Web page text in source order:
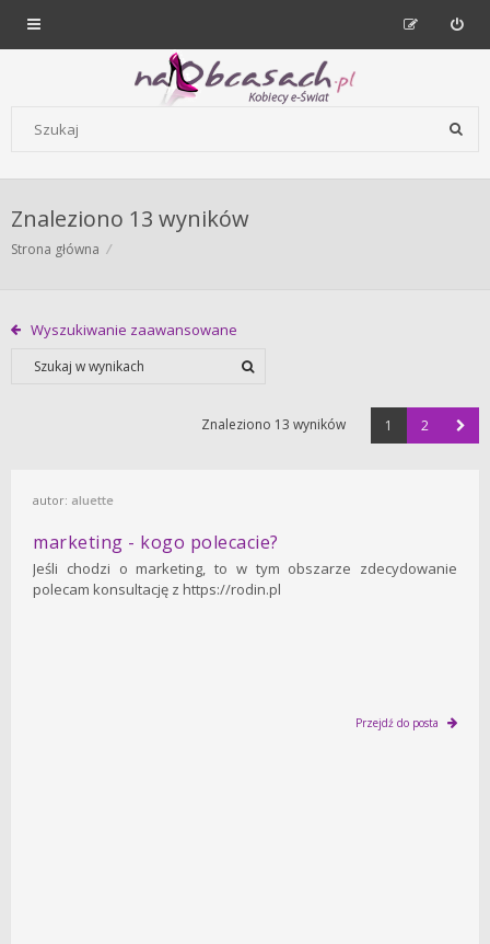
Forum dla kobiet | NaObcasach.pl
Znaleziono 13 wyników
Strona główna
Wyszukiwanie zaawansowane
Znaleziono 13 wyników 1 2
autor: aluette
marketing - kogo polecacie?
Jeśli chodzi o marketing, to w tym obszarze zdecydowanie
polecam konsultację z https://rodin.pl
Przejdź do posta